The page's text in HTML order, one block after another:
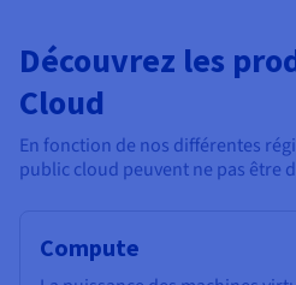
Découvrez les
Cloud
En fonction de nos différentes
public cloud peuvent ne pas être
Compute